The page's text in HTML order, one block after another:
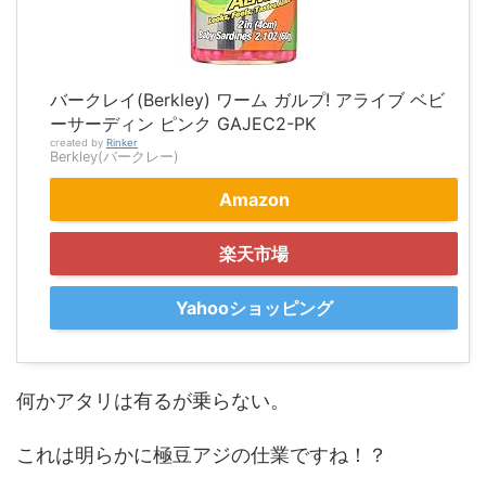
バークレイ(Berkley) ワーム ガルプ! アライブ ベビ
ーサーディン ピンク GAJEC2-PK
created by Rinker
Berkley(バークレー)
Amazon
楽天市場
Yahooショッピング
何かアタリは有るが乗らない。
これは明らかに極豆アジの仕業ですね！？